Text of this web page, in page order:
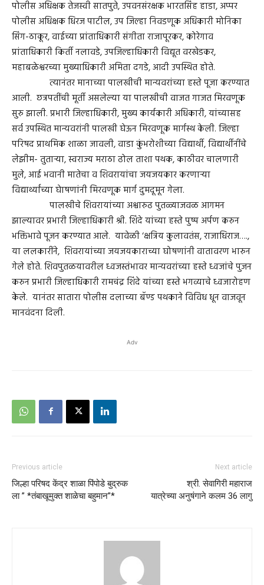
पोलीस अधिक्षक तेजस्वी सातपुते, उपवनसंरक्षक भारतसिंह हाडा, अप्पर
पोलीस अधिक्षक धिरज पाटील, उप जिल्हा निवडणूक अधिकारी मोनिका
सिंग-ठाकूर, वाईच्या प्रांताधिकारी संगीता राजापूरकर, कोरेगाव
प्रांताधिकारी किर्ती नलावडे, उपजिल्हाधिकारी विद्यूत वरखेडकर,
महाबळेश्वरच्या मुख्याधिकारी अमिता दगडे, आदी उपस्थित होते.
त्यानंतर मानाच्या पालखीची मान्यवरांच्या हस्ते पूजा करण्यात
आली. छत्रपतींची मूर्ती असलेल्या या पालखीची वाजत गाजत मिरवणूक
सुरु झाली. प्रभारी जिल्हाधिकारी, मुख्य कार्यकारी अधिकारी, यांच्यासह
सर्व उपस्थित मान्यवरांनी पालखी घेऊन मिरवणूक मार्गस्थ केली. जिल्हा
परिषद प्राथमिक शाळा जावली, वाडा कुंभरोशीच्या विद्यार्थी, विद्यार्थीनींचे
लेझीम- तुताऱ्या, स्वराज्य मराठा ढोल ताशा पथक, काठीवर चालणारी
मुले, आई भवानी मातेचा व शिवरायांचा जयजयकार करणाऱ्या
विद्यार्थ्यांच्या घेाषणांनी मिरवणूक मार्ग दुमदूमून गेला.
पालखीचे शिवरायांच्या अश्वारुढ पुतळ्याजवळ आगमन
झाल्यावर प्रभारी जिल्हाधिकारी श्री. शिंदे यांच्या हस्ते पुष्प अर्पण करुन
भक्तिभावे पूजन करण्यात आले. यावेळी ‘क्षत्रिय कुलावतंस, राजाधिराज….,
या ललकारींने, शिवरायांच्या जयजयकाराच्या घोषणांनी वातावरण भारुन
गेले होते. शिवपुतळयावरील ध्वजस्तंभावर मान्यवरांच्या हस्ते ध्वजांचे पुजन
करुन प्रभारी जिल्हाधिकारी रामचंद्र शिंदे यांच्या हस्ते भगव्याचे ध्वजारोहण
केले. यानंतर सातारा पोलीस दलाच्या बॅण्ड पथकाने विविध धून वाजवून
मानवंदना दिली.
Adv
Previous article
जिल्हा परिषद केंद्र शाळा पिंपोडे बुद्रुक
ला ” *तंबाखूमुक्त शाळेचा बहुमान”*
Next article
श्री. सेवागिरी महाराज
यात्रेच्या अनुषंगाने कलम 36 लागु